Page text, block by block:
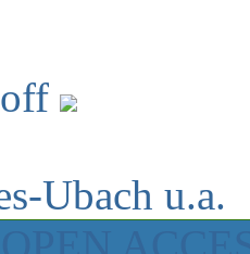
Ubach u.a.